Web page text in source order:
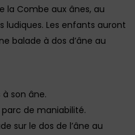
la Combe aux ânes, au
Les enfants auront
balade à dos d’âne au
son âne.
de maniabilité.
sur le dos de l’âne au